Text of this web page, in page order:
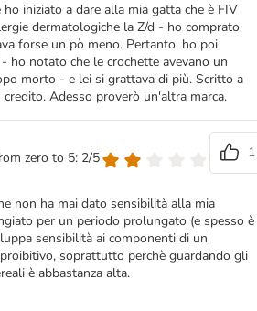
iniziato a dare alla mia gatta che è FIV
dermatologiche la Z/d - ho comprato
forse un pò meno. Pertanto, ho poi
ho notato che le crochette avevano un
morto - e lei si grattava di più. Scritto a
Adesso proverò un'altra marca.
zero to 5: 2/5
1
non ha mai dato sensibilità alla mia
per un periodo prolungato (e spesso è
sensibilità ai componenti di un
soprattutto perchè guardando gli
è abbastanza alta.